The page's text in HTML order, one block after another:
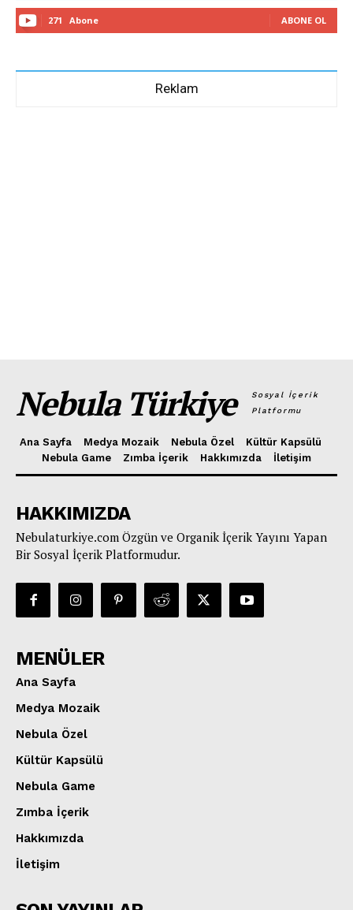
271 Abone ABONE OL
Reklam
Nebula Türkiye
Sosyal İçerik
Platformu
Ana Sayfa Medya Mozaik Nebula Özel
Kültür Kapsülü
Nebula Game
Zımba İçerik Hakkımızda İletişim
HAKKIMIZDA
Nebulaturkiye.com Özgün ve Organik İçerik Yayını Yapan
Bir Sosyal İçerik Platformudur.
MENÜLER
Ana Sayfa
Medya Mozaik
Nebula Özel
Kültür Kapsülü
Nebula Game
Zımba İçerik
Hakkımızda
İletişim